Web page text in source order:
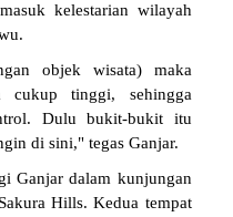
kelestarian wilayah
objek wisata) maka
cukup tinggi, sehingga
Dulu bukit-bukit itu
di sini," tegas Ganjar.
Ganjar dalam kunjungan
Hills. Kedua tempat